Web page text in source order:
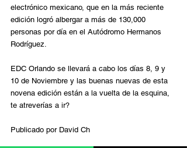
electrónico mexicano, que en la más reciente
edición logró albergar a más de 130,000
personas por día en el Autódromo Hermanos
Rodríguez.
EDC Orlando se llevará a cabo los días 8, 9 y
10 de Noviembre y las buenas nuevas de esta
novena edición están a la vuelta de la esquina,
te atreverías a ir?
Publicado por David Ch